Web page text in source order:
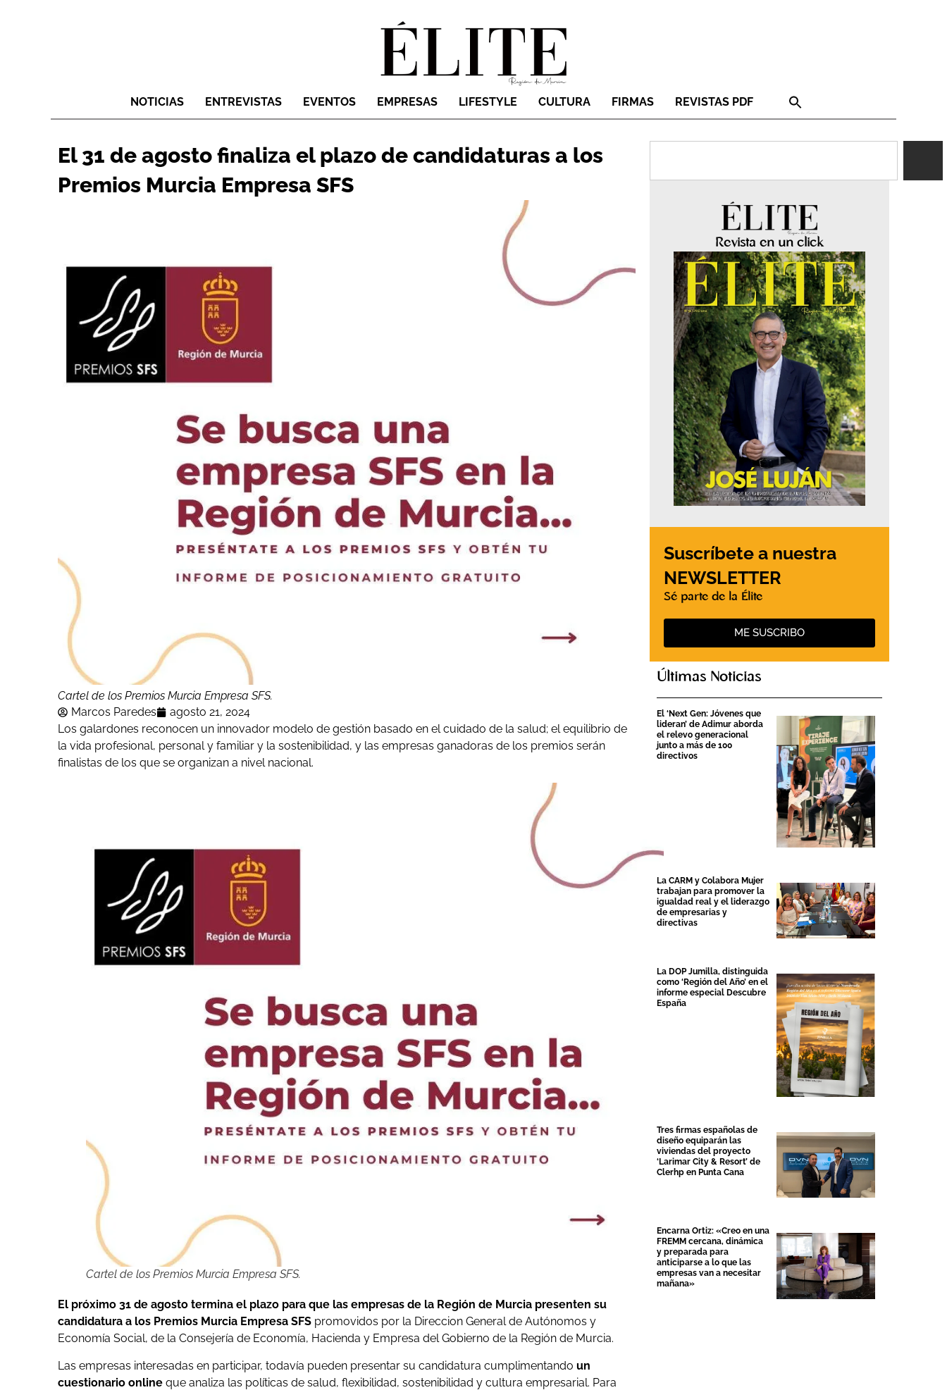
NOTICIAS ENTREVISTAS EVENTOS EMPRESAS LIFESTYLE CULTURA FIRMAS REVISTAS PDF
El 31 de agosto finaliza el plazo de candidaturas a los
Premios Murcia Empresa SFS
Cartel de los Premios Murcia Empresa SFS.
Marcos Paredes
agosto 21, 2024
Los galardones reconocen un innovador modelo de gestión basado en el cuidado de la salud; el equilibrio de
la vida profesional, personal y familiar y la sostenibilidad, y las empresas ganadoras de los premios serán
finalistas de los que se organizan a nivel nacional.
Cartel de los Premios Murcia Empresa SFS.
El próximo 31 de agosto termina el plazo para que las empresas de la Región de Murcia presenten su
candidatura a los Premios Murcia Empresa SFS promovidos por la Direccion General de Autónomos y
Economía Social, de la Consejería de Economía, Hacienda y Empresa del Gobierno de la Región de Murcia.
Las empresas interesadas en participar, todavía pueden presentar su candidatura cumplimentando un
cuestionario online que analiza las políticas de salud, flexibilidad, sostenibilidad y cultura empresarial. Para
Revista en un click
Suscríbete a nuestra
NEWSLETTER
Sé parte de la Élite
ME SUSCRIBO
Últimas Noticias
El ‘Next Gen: Jóvenes que
lideran’ de Adimur aborda
el relevo generacional
junto a más de 100
directivos
La CARM y Colabora Mujer
trabajan para promover la
igualdad real y el liderazgo
de empresarias y
directivas
La DOP Jumilla, distinguida
como ‘Región del Año’ en el
informe especial Descubre
España
Tres firmas españolas de
diseño equiparán las
viviendas del proyecto
‘Larimar City & Resort’ de
Clerhp en Punta Cana
Encarna Ortiz: «Creo en una
FREMM cercana, dinámica
y preparada para
anticiparse a lo que las
empresas van a necesitar
mañana»